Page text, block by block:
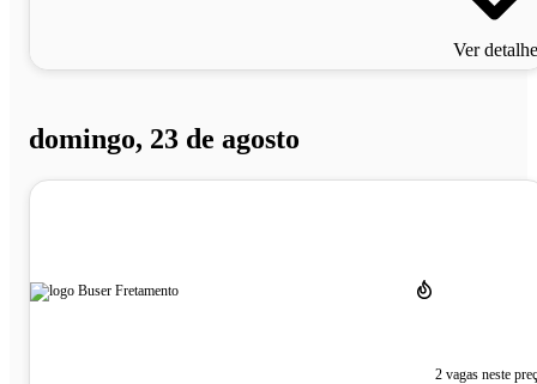
Ver
domingo, 23 de agosto
2 vagas neste